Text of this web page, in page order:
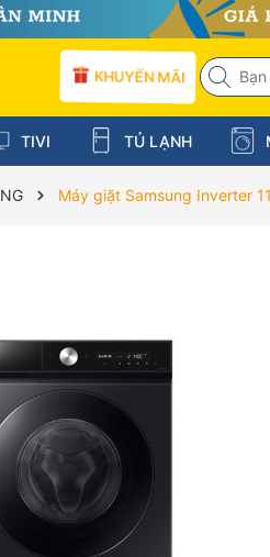
KHUYẾN MÃI
TIVI TỦ LẠNH
Máy giặt Samsung Inverter